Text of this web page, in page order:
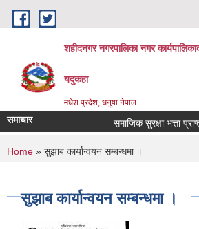
Skip to main content
शहीदनगर नगरपालिका नगर
यदुकहा
मधेश प्रदेश, धनुषा नेपाल
समाचार समाजिक सुरक्षा भत्ता
You are here
Home » सुझाब कार्यान्वयन सम्बन्धमा ।
सुझाब कार्यान्वयन सम्बन्धमा ।